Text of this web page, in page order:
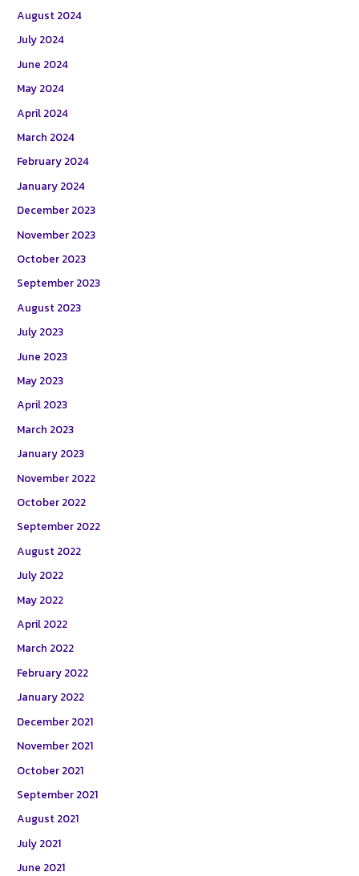
August 2024
July 2024
June 2024
May 2024
April 2024
March 2024
February 2024
January 2024
December 2023
November 2023
October 2023
September 2023
August 2023
July 2023
June 2023
May 2023
April 2023
March 2023
January 2023
November 2022
October 2022
September 2022
August 2022
July 2022
May 2022
April 2022
March 2022
February 2022
January 2022
December 2021
November 2021
October 2021
September 2021
August 2021
July 2021
June 2021